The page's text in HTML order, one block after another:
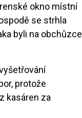
okno místní
se strhla
byli na obchůzce
protože
kasáren za